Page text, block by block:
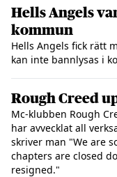
Hells Angels
kommun
Hells Angels fick rätt
kan inte bannlysas i
Rough Creed
Mc-klubben Rough
har avvecklat all
skriver man "We are
chapters are closed
resigned."